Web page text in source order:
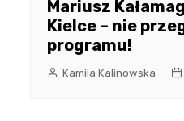
Mariusz
Kielce – nie
programu!
Kamila Kalinowska